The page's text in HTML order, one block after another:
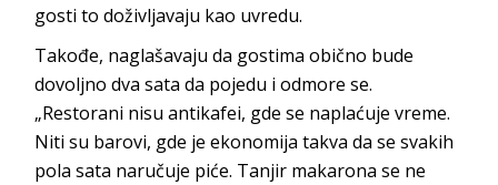
gosti to doživljavaju kao uvredu.
Takođe, naglašavaju da gostima obično bude
dovoljno dva sata da pojedu i odmore se.
„Restorani nisu antikafei, gde se naplaćuje vreme.
Niti su barovi, gde je ekonomija takva da se svakih
pola sata naručuje piće. Tanjir makarona se ne